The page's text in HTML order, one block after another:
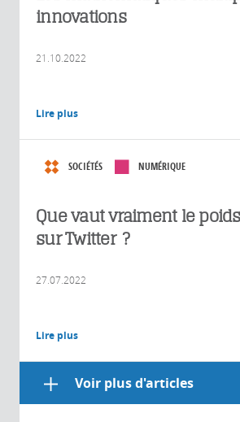
innovations
21.10.2022
Lire plus
SOCIÉTÉS NUMÉRIQUE
Que vaut vraiment le
sur Twitter ?
27.07.2022
Lire plus
Voir plus d'articles